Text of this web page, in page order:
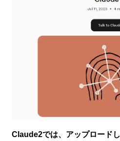
Claude2では、アップロード